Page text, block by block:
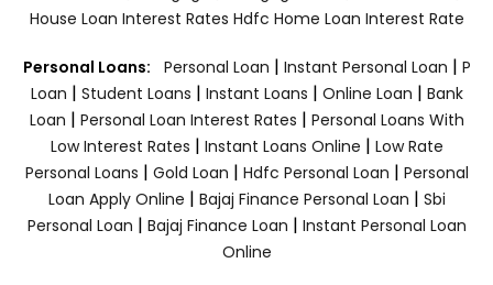
House Loan Interest Rates Hdfc Home Loan Interest Rate
Personal Loans: Personal Loan | Instant Personal Loan | P
Loan | Student Loans | Instant Loans | Online Loan | Bank
Loan | Personal Loan Interest Rates | Personal Loans With
Low Interest Rates | Instant Loans Online | Low Rate
Personal Loans | Gold Loan | Hdfc Personal Loan | Personal
Loan Apply Online | Bajaj Finance Personal Loan | Sbi
Personal Loan | Bajaj Finance Loan | Instant Personal Loan
Online